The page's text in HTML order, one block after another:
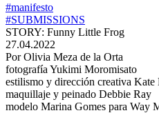
#manifesto
#SUBMISSIONS
STORY: Funny Little Frog
27.04.2022
Por Olivia Meza de la Orta
fotografía Yukimi Moromisato
estilismo y dirección creativa
maquillaje y peinado Debbie Ray
modelo Marina Gomes para Way